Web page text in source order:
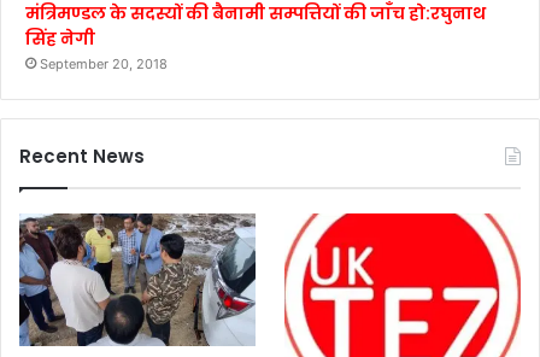
मंत्रिमण्डल के सदस्यों की बैनामी सम्पत्तियों की जाँच हो:रघुनाथ
सिंह नेगी
September 20, 2018
Recent News